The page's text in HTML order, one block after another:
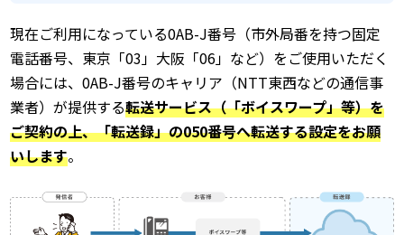
現在ご利用になっている0AB-J番号（市外局番を持つ固定
電話番号、東京「03」大阪「06」など）をご使用いただく
場合には、0AB-J番号のキャリア（NTT東西などの通信事
業者）が提供する転送サービス（「ボイスワープ」等）を
ご契約の上、「転送録」の050番号へ転送する設定をお願
いします。